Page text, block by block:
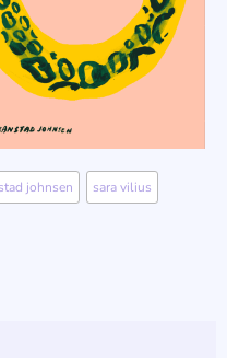
johnsen sara vilius